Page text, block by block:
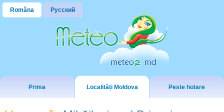
Româna Русский
Prima Localități Moldova Peste hotare